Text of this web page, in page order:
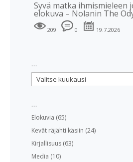
Syvä matka ihmismieleen
elokuva – Nolanin The
209 0 19.7.2026
…
…
Elokuvia (65)
Kevät räjähti käsiin (24)
Kirjallisuus(63)
Media (10)